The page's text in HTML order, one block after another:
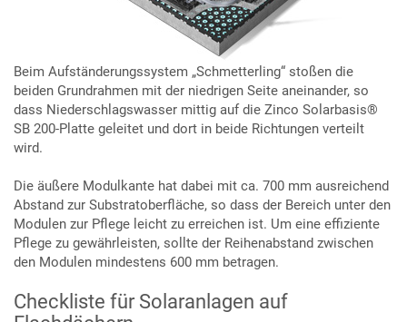
Beim Aufständerungssystem „Schmetterling“ stoßen die
beiden Grundrahmen mit der niedrigen Seite aneinander, so
dass Niederschlagswasser mittig auf die Zinco Solarbasis®
SB 200-Platte geleitet und dort in beide Richtungen verteilt
wird.
Die äußere Modulkante hat dabei mit ca. 700 mm ausreichend
Abstand zur Substratoberfläche, so dass der Bereich unter den
Modulen zur Pflege leicht zu erreichen ist. Um eine effiziente
Pflege zu gewährleisten, sollte der Reihenabstand zwischen
den Modulen mindestens 600 mm betragen.
Checkliste für Solaranlagen auf